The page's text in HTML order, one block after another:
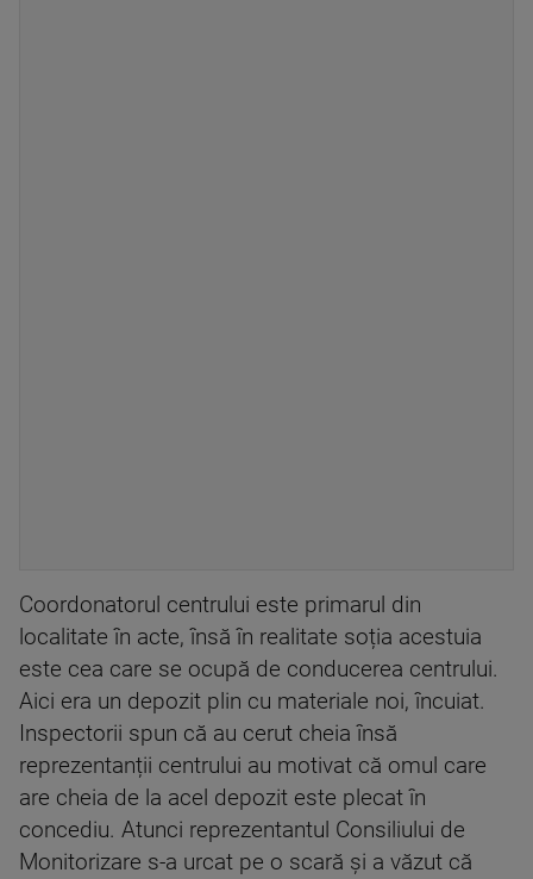
Coordonatorul centrului este primarul din
localitate în acte, însă în realitate soția acestuia
este cea care se ocupă de conducerea centrului.
Aici era un depozit plin cu materiale noi, încuiat.
Inspectorii spun că au cerut cheia însă
reprezentanții centrului au motivat că omul care
are cheia de la acel depozit este plecat în
concediu. Atunci reprezentantul Consiliului de
Monitorizare s-a urcat pe o scară și a văzut că